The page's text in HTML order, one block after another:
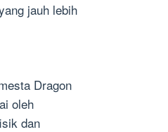
jauh lebih
Dragon
oleh
dan